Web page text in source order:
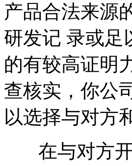
产品合法来源
研发记 录或足
的有较高证明
查核实，你公
以选择与对方
在与对方开